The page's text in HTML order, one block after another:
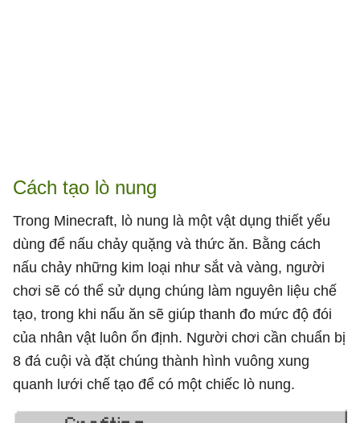
Cách tạo lò nung
Trong Minecraft, lò nung là một vật dụng thiết yếu
dùng để nấu chảy quặng và thức ăn. Bằng cách
nấu chảy những kim loại như sắt và vàng, người
chơi sẽ có thể sử dụng chúng làm nguyên liệu chế
tạo, trong khi nấu ăn sẽ giúp thanh đo mức độ đói
của nhân vật luôn ổn định. Người chơi cần chuẩn bị
8 đá cuội và đặt chúng thành hình vuông xung
quanh lưới chế tạo để có một chiếc lò nung.